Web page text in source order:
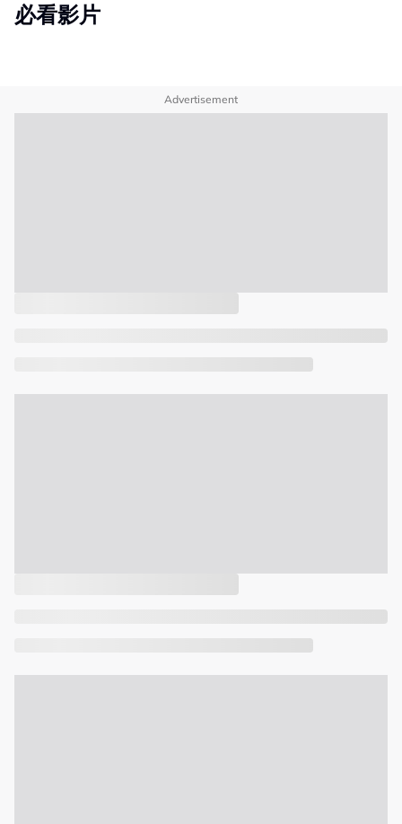
必看影片
Advertisement